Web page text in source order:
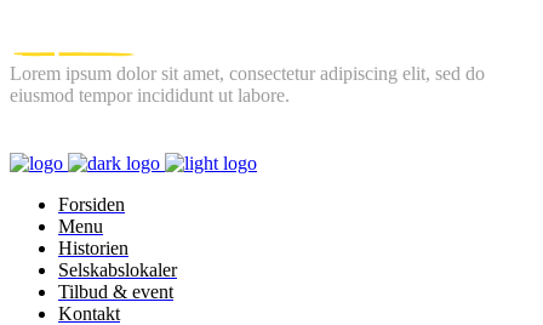
Lorem ipsum dolor sit amet, consectetur adipiscing elit, sed do
eiusmod tempor incididunt ut labore.
Forsiden
Menu
Historien
Selskabslokaler
Tilbud & event
Kontakt